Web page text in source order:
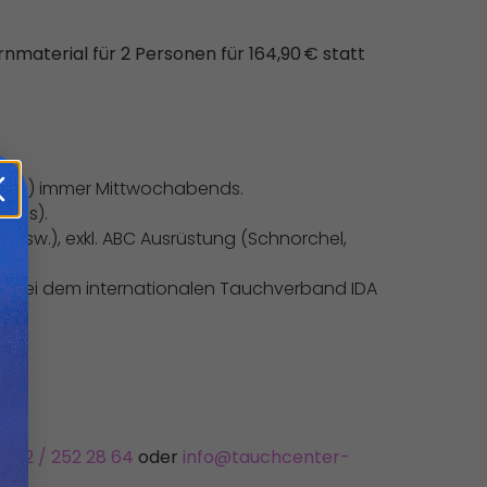
für 2 Personen für 164,90 € statt
immer Mittwochabends.
exkl. ABC Ausrüstung (Schnorchel,
bei dem internationalen Tauchverband IDA
0202 / 252 28 64 oder info@tauchcenter-